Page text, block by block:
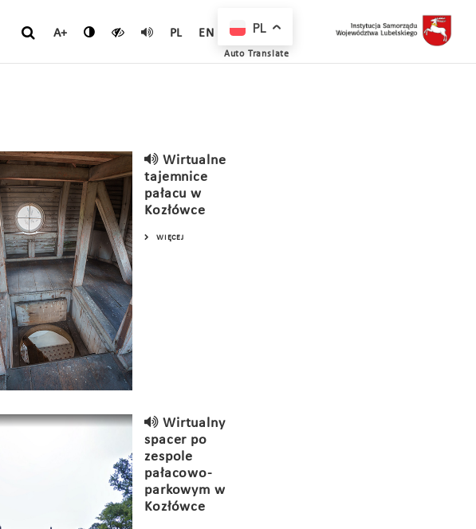
A+ PL EN
Wirtualne
tajemnice
pałacu w
Kozłówce
WIĘCEJ
Wirtualny
spacer po
zespole
pałacowo-
parkowym w
Kozłówce
PL
Auto Translate